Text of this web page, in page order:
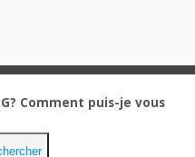
Comment puis-je vous